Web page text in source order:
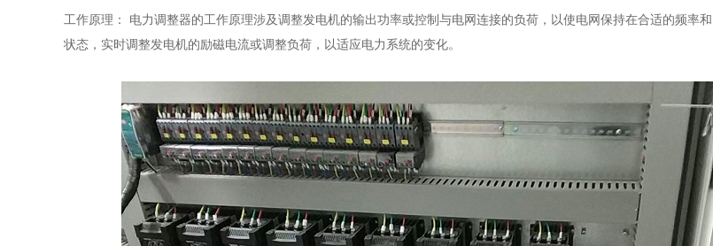
工作原理： 电力调整器的工作原理涉及调整发电机的输出功率或控制与电网连接的负荷，以使电网保持在合适的频率
状态，实时调整发电机的励磁电流或调整负荷，以适应电力系统的变化。